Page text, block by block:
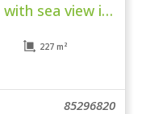
Beautiful contemporary villa with sea view in Hyères.
227 m²
85296820